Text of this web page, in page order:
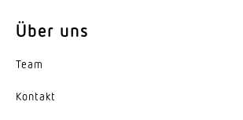
Über uns
Team
Kontakt